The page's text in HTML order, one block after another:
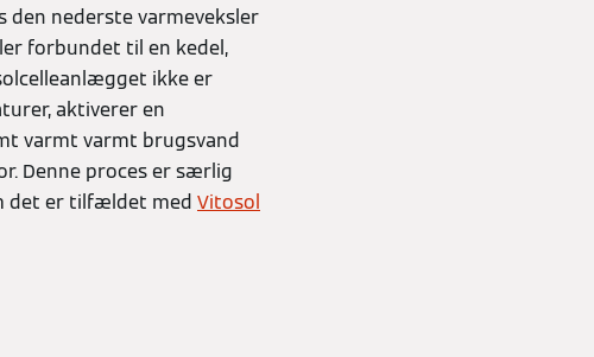
den nederste varmeveksler
forbundet til en kedel,
ikke er
aktiverer en
varmt varmt brugsvand
Denne proces er særlig
det er tilfældet med Vitosol